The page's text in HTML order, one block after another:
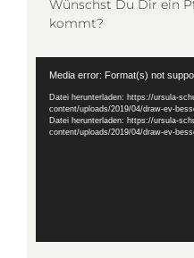
Wünschst Du Dir ein
kommt?
Media error: Format(s) not
Datei herunterladen: https://ursula-
content/uploads/2019/04/draw-ev-
Datei herunterladen: https://ursula-
content/uploads/2019/04/draw-ev-